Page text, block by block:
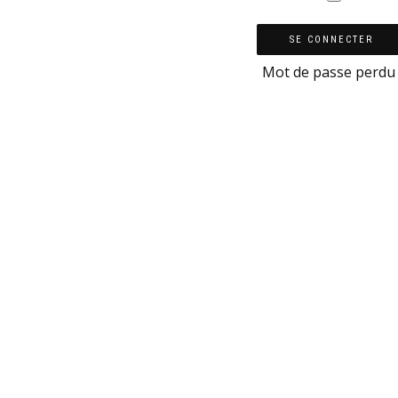
SE CONNECTER
Mot de passe perdu